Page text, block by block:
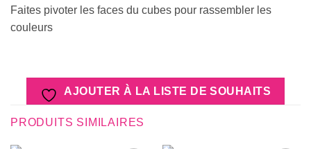
Faites pivoter les faces du cubes pour rassembler les
couleurs
AJOUTER À LA LISTE DE SOUHAITS
PRODUITS SIMILAIRES